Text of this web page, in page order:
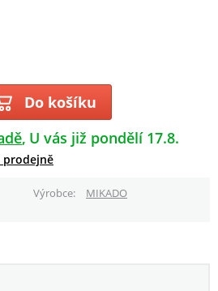
Do košíku
U vás již pondělí 17.8.
prodejně
Výrobce
MIKADO